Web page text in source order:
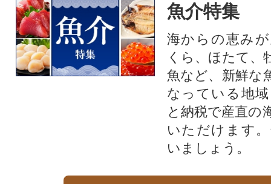
魚介特集
海からの恵み
くら、ほたて、
魚など、新鮮な
なっている地
と納税で産直の
いただけます
いましょう。